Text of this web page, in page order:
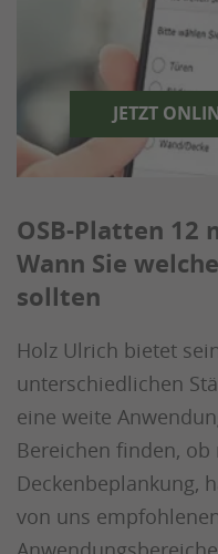
JETZT
OSB-Platten 12
Wann Sie
sollten
Holz Ulrich bietet
unterschiedlichen
eine weite
Bereichen finden,
Deckenbeplankung,
von uns